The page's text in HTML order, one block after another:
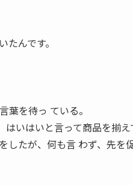
んです。
葉を待っ ている。
はいはいと言って商品を揃え
したが、何も言 わず、先を